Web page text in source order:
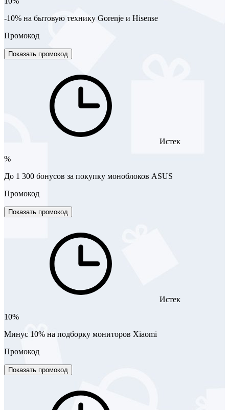
-10% на бытовую технику Gorenje и Hisense
Промокод
Показать промокод
Истек
%
До 1 300 бонусов за покупку моноблоков ASUS
Промокод
Показать промокод
Истек
10%
Минус 10% на подборку мониторов Xiaomi
Промокод
Показать промокод